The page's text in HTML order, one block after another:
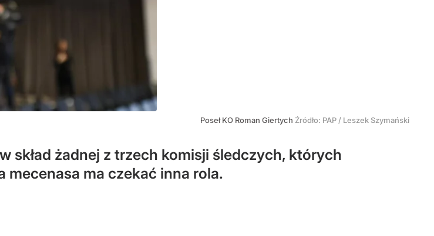
Poseł KO Roman Giertych Źródło: PAP / Leszek Szymański
skład żadnej z trzech komisji śledczych, których
mecenasa ma czekać inna rola.